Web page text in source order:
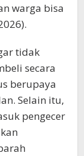
warga bisa
tidak
secara
berupaya
Selain itu,
pengecer